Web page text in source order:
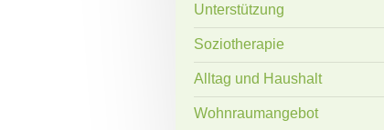
Unterstützung
Soziotherapie
Alltag und Haushalt
Wohnraumangebot